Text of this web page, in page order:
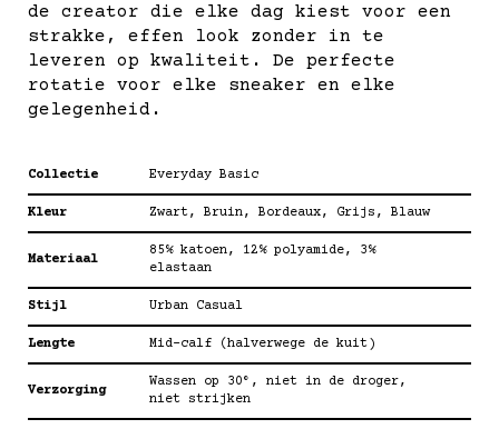
de creator die elke dag kiest voor een
strakke, effen look zonder in te
leveren op kwaliteit. De perfecte
rotatie voor elke sneaker en elke
gelegenheid.
Collectie Everyday Basic
Kleur Zwart, Bruin, Bordeaux, Grijs, Blauw
Materiaal
85% katoen, 12% polyamide, 3%
elastaan
Stijl Urban Casual
Lengte Mid-calf (halverwege de kuit)
Verzorging
Wassen op 30°, niet in de droger,
niet strijken